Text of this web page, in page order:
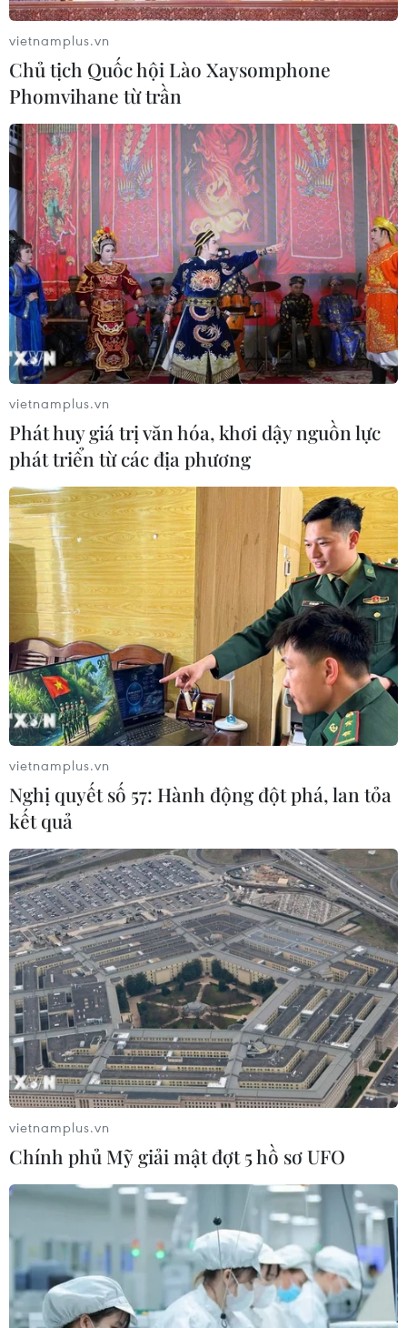
vietnamplus.vn
Chủ tịch Quốc hội Lào Xaysomphone
Phomvihane từ trần
vietnamplus.vn
Phát huy giá trị văn hóa, khơi dậy nguồn lực
phát triển từ các địa phương
vietnamplus.vn
Nghị quyết số 57: Hành động đột phá, lan tỏa
kết quả
vietnamplus.vn
Chính phủ Mỹ giải mật đợt 5 hồ sơ UFO